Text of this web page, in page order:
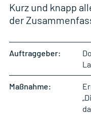
Kurz und knapp
der
Auftraggeber:
Maßnahme: